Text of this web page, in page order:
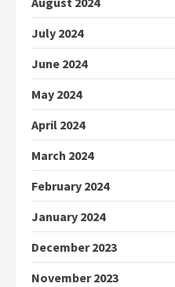
July 2024
June 2024
May 2024
April 2024
March 2024
February 2024
January 2024
December 2023
November 2023